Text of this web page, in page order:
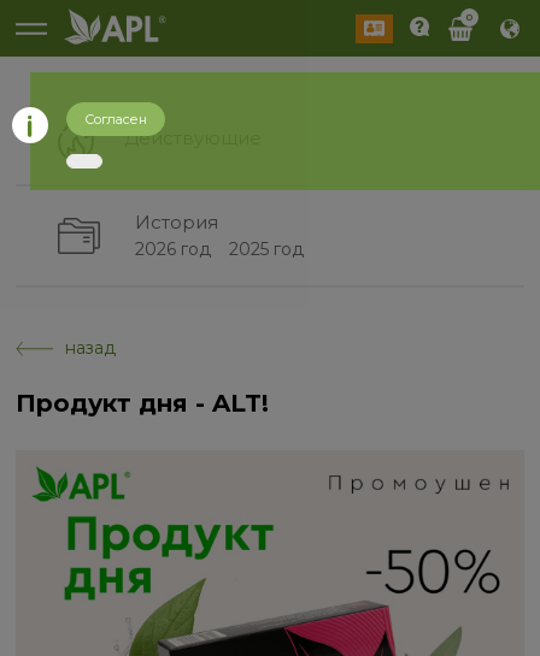
0
Действующие
История
2026 год 2025 год
назад
Продукт дня - ALT!
Согласен